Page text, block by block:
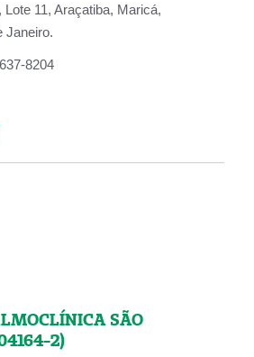
Lote 11, Araçatiba, Maricá,
Janeiro.
8204
SÃO
2)